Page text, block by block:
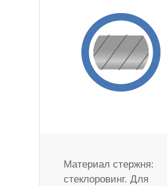
Материал стержня:
стеклоровинг. Для